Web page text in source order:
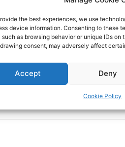
the best experiences, we use
device information. Consenting to these
such as browsing behavior or unique IDs on
consent, may adversely affect
Accept Deny
Cookie Policy
10:30 Νέα Μεσημβρία